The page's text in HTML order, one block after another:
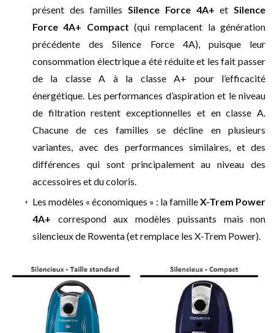
présent des famillesSilence Force 4A+ etSilence
Force 4A+ Compact (qui remplacent la génération
précédente des Silence Force 4A), puisque leur
consommation électrique a été réduite et les fait passer
de la classe A à la classe A+ pour l’efficacité
énergétique. Les performances d’aspiration et le niveau
de filtration restent exceptionnelles et en classe A.
Chacune de ces familles se décline en plusieurs
variantes, avec des performances similaires, et des
différences qui sont principalement au niveau des
accessoires et du coloris.
Les modèles « économiques » : la familleX-Trem Power
4A+ correspond aux modèles puissants mais non
silencieux de Rowenta (et remplace les X-Trem Power).